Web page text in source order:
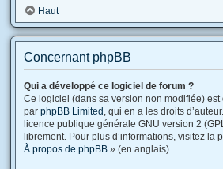
Haut
Concernant phpBB
Qui a développé ce logiciel de forum ?
Ce logiciel (dans sa version non modifiée)
par phpBB Limited , qui en a les droits
licence publique générale GNU version 2
librement. Pour plus d’informations, visitez la
À propos de phpBB » (en anglais).